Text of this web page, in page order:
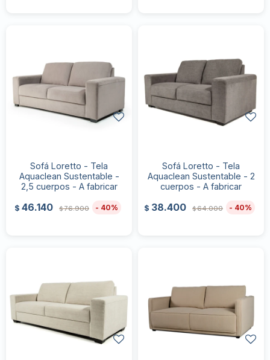
Sofá Loretto - Tela
Aquaclean Sustentable -
2,5 cuerpos - A fabricar
$ 46.140 $76.900 40
Sofá Loretto - Tela
Aquaclean Sustentable - 2
cuerpos - A fabricar
$ 38.400 $64.000 40